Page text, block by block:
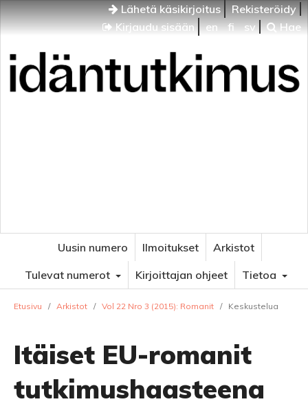
Lähetä käsikirjoitus
Rekisteröidy
Kirjaudu sisään
en fi sv Hae
Uusin numero Ilmoitukset
Arkistot
Tulevat numerot
Kirjoittajan ohjeet Tietoa
Etusivu / Arkistot / Vol 22 Nro 3 (2015): Romanit / Keskustelua
Itäiset EU-romanit
tutkimushaasteena